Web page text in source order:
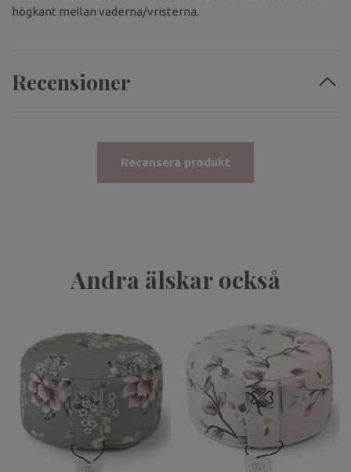
högkant mellan vaderna/vristerna.
Recensioner
Recensera produkt
Andra älskar också